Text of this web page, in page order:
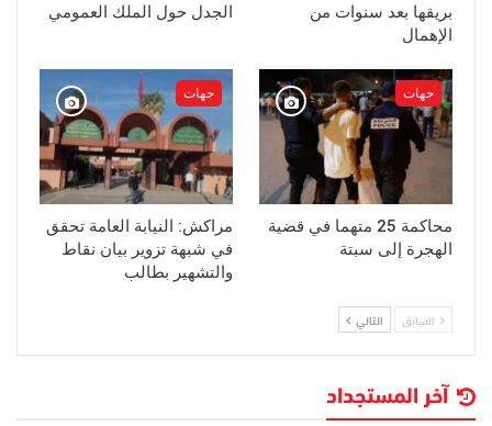
بريقها بعد سنوات من
الإهمال
الجدل حول الملك العمومي
جهات
محاكمة 25 متهما في قضية
الهجرة إلى سبتة
جهات
مراكش: النيابة العامة تحقق
في شبهة تزوير بيان نقاط
والتشهير بطالب
السابق التالي
آخر المستجداد